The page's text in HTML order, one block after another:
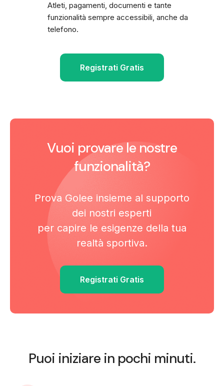
Atleti, pagamenti, documenti e tante
funzionalità sempre accessibili, anche da
telefono.
Registrati Gratis
Vuoi provare le nostre
funzionalità?
Prova Golee insieme al supporto
dei nostri esperti
per capire le esigenze della tua
realtà sportiva.
Registrati Gratis
Puoi iniziare in pochi minuti.